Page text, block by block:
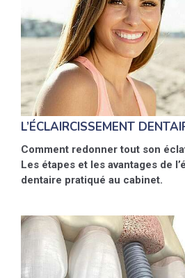
L’ÉCLAIRCISSEMENT
Comment redonner tout son
Les étapes et les avantages de
dentaire pratiqué au cabinet.